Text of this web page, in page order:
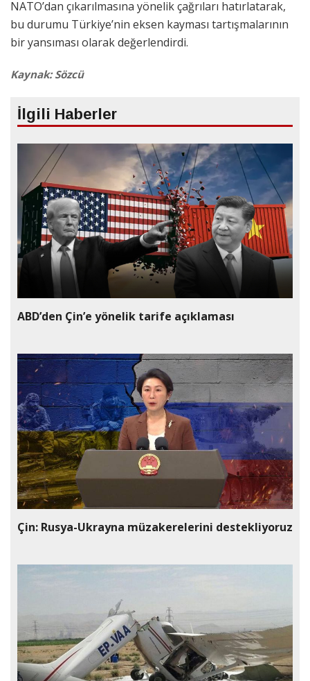
NATO’dan çıkarılmasına yönelik çağrıları hatırlatarak,
bu durumu Türkiye’nin eksen kayması tartışmalarının
bir yansıması olarak değerlendirdi.
Kaynak: Sözcü
İlgili Haberler
ABD’den Çin’e yönelik tarife açıklaması
Çin: Rusya-Ukrayna müzakerelerini destekliyoruz